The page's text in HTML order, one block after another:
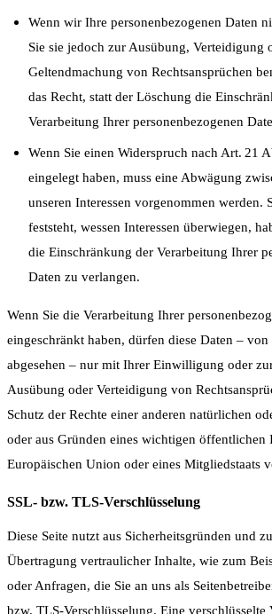
Wenn wir Ihre personenbezogenen Daten
Sie sie jedoch zur Ausübung, Verteidigung
Geltendmachung von Rechtsansprüchen
das Recht, statt der Löschung die
Verarbeitung Ihrer personenbezogenen
Wenn Sie einen Widerspruch nach Art. 21
eingelegt haben, muss eine Abwägung
unseren Interessen vorgenommen werden.
feststeht, wessen Interessen überwiegen,
die Einschränkung der Verarbeitung Ihrer
Daten zu verlangen.
Wenn Sie die Verarbeitung Ihrer
eingeschränkt haben, dürfen diese Daten –
abgesehen – nur mit Ihrer Einwilligung oder
Ausübung oder Verteidigung von
Schutz der Rechte einer anderen natürlichen
oder aus Gründen eines wichtigen öffentlichen
Europäischen Union oder eines Mitgliedstaats
SSL- bzw. TLS-Verschlüsselung
Diese Seite nutzt aus Sicherheitsgründen und
Übertragung vertraulicher Inhalte, wie zum
oder Anfragen, die Sie an uns als
bzw. TLS-Verschlüsselung. Eine verschlüsselte